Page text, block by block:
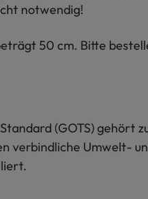
notwendig!
50 cm. Bitte
(GOTS) gehört
verbindliche Umwelt-